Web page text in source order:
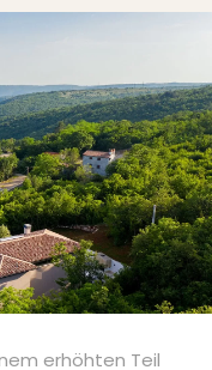
erhöhten Teil